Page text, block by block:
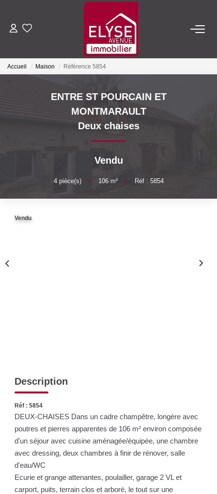
ACHETER
ESTIMER
NOTRE AGENCE
Accueil Maison Référence 5854
ENTRE ST POURCAIN ET
MONTMARAULT
Deux chaises
Vendu
4pièce(s) • 106m² • Réf : 5854
Vendu
Description
Réf : 5854
DEUX-CHAISES Dans un cadre champêtre, longère avec
poutres et pierres apparentes de 106 m² environ composée
d'un séjour avec cuisine aménagée/équipée, une chambre
avec dressing, deux chambres à finir de rénover, salle
d'eau/WC
Ecurie et grange attenantes, poulailler, garage 2 VL et
carport, puits, terrain clos et arboré, le tout sur une